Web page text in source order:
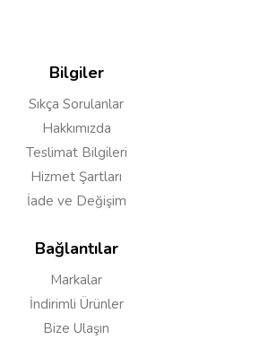
Bilgiler
Sıkça Sorulanlar
Hakkımızda
Teslimat Bilgileri
Hizmet Şartları
İade ve Değişim
Bağlantılar
Markalar
İndirimli Ürünler
Bize Ulaşın